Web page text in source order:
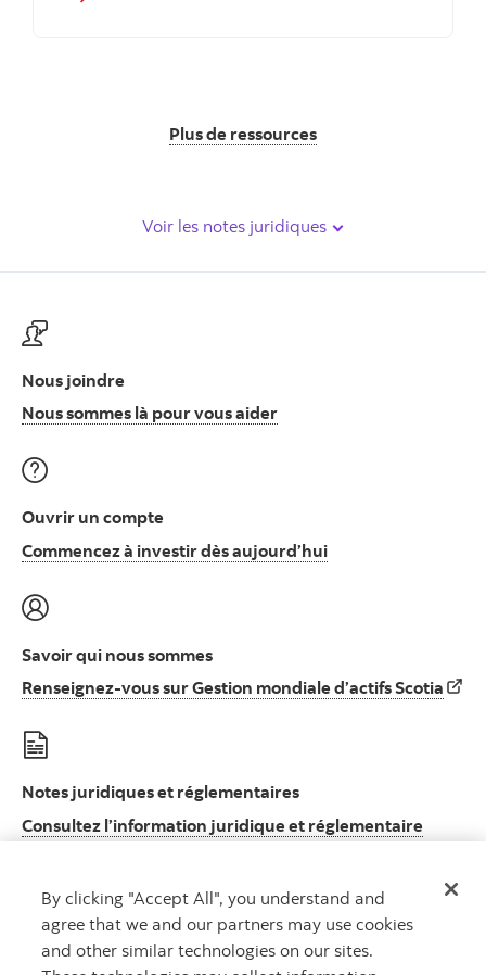
Plus de ressources
Voir les notes juridiques
Nous joindre
Nous sommes là pour vous aiderNous sommes là pour
Ouvrir un compte
Commencez à investir dès aujourd’huiCommencez à
Savoir qui nous sommes
Renseignez-vous sur Gestion mondiale d’actifs Scotia
Notes juridiques et réglementaires
Consultez l’information juridique et réglementaire
By clicking "Accept All", you understand and
agree that we and our partners may use cookies
and other similar technologies on our sites.